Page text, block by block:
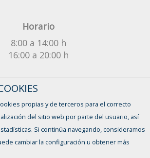
Horario
8:00 a 14:00 h
16:00 a 20:00 h
alguna duda?
CONTACTO
propias y de terceros para el correcto
del sitio web por parte del usuario, así
Si continúa navegando, consideramos
cambiar la configuración u obtener más